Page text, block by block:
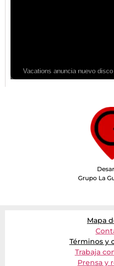
Vacations anuncia nuevo
Grupo La
Mapa
Términos y
Trabaja
Prensa y